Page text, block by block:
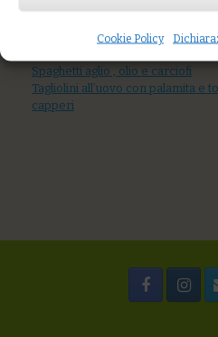
Cookie Policy
You might also like
Spaghetti aglio , olio e carciofi
Tagliolini all’uovo con palamita e
capperi